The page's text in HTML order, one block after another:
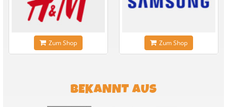
Zum Shop Zum Shop
BEKANNT AUS